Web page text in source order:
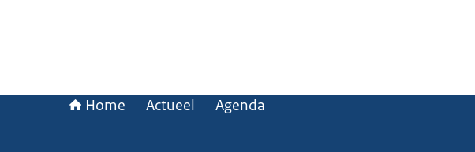
Home Actueel Agenda